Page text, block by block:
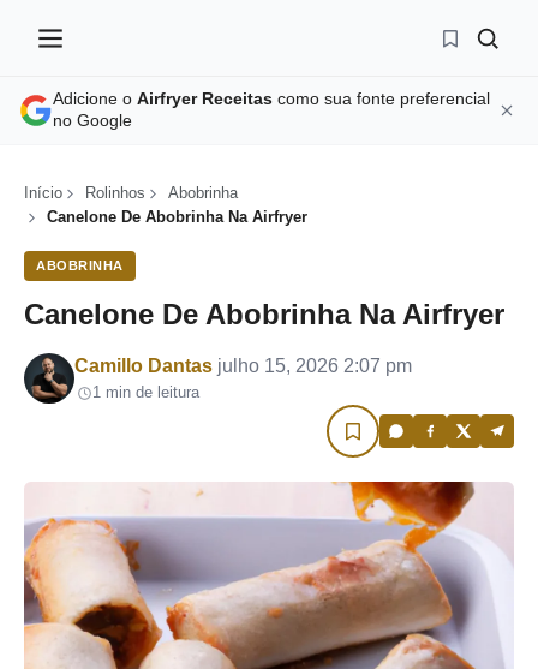
Adicione o Airfryer Receitas como sua fonte preferencial
no Google
Início Rolinhos
Abobrinha
Canelone De Abobrinha Na Airfryer
ABOBRINHA
Canelone De Abobrinha Na Airfryer
Por
Camillo Dantas julho 15, 2026 2:07 pm
1 min de leitura